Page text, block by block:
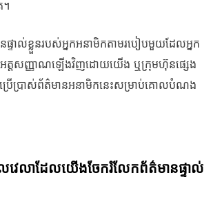
។
ផ្ទាល់ខ្លួនរបស់អ្នកអនាមិកតាមរបៀបមួយដែលអ្នក
ត្តសញ្ញាណឡើងវិញដោយយើង ឬក្រុមហ៊ុនផ្សេង
ើប្រាស់ព័ត៌មានអនាមិកនេះសម្រាប់គោលបំណង
េលាដែលយើងចែករំលែកព័ត៌មានផ្ទាល់